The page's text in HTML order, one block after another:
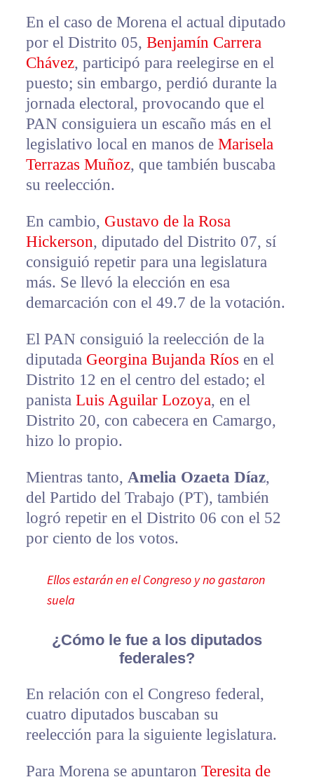
En el caso de Morena el actual diputado
por el Distrito 05, Benjamín Carrera
Chávez, participó para reelegirse en el
puesto; sin embargo, perdió durante la
jornada electoral, provocando que el
PAN consiguiera un escaño más en el
legislativo local en manos de Marisela
Terrazas Muñoz, que también buscaba
su reelección.
En cambio, Gustavo de la Rosa
Hickerson, diputado del Distrito 07, sí
consiguió repetir para una legislatura
más. Se llevó la elección en esa
demarcación con el 49.7 de la votación.
El PAN consiguió la reelección de la
diputada Georgina Bujanda Ríos en el
Distrito 12 en el centro del estado; el
panista Luis Aguilar Lozoya, en el
Distrito 20, con cabecera en Camargo,
hizo lo propio.
Mientras tanto, Amelia Ozaeta Díaz,
del Partido del Trabajo (PT), también
logró repetir en el Distrito 06 con el 52
por ciento de los votos.
Ellos estarán en el Congreso y no gastaron
suela
¿Cómo le fue a los diputados
federales?
En relación con el Congreso federal,
cuatro diputados buscaban su
reelección para la siguiente legislatura.
Para Morena se apuntaron Teresita de